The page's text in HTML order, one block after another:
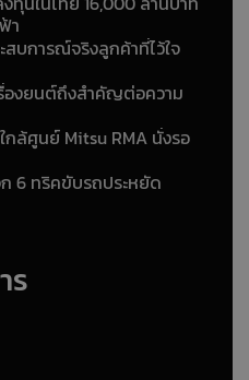
ทุนในไทย 16,000 ล้านบาท
า
สบการณ์จริงลูกค้าที่ไว้ใจ
รื่องยนต์ถึงสำคัญต่อความ
กล้ศูนย์ Mitsu RMA นั่งรอ
6 ทริคขับรถประหยัด
ร